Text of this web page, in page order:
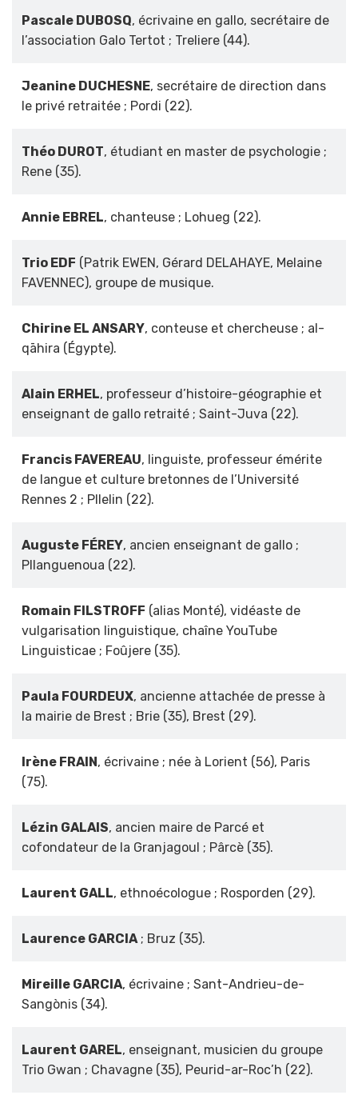
Pascale DUBOSQ, écrivaine en gallo, secrétaire de
l’association Galo Tertot ; Treliere (44).
Jeanine DUCHESNE, secrétaire de direction dans
le privé retraitée ; Pordi (22).
Théo DUROT, étudiant en master de psychologie ;
Rene (35).
Annie EBREL, chanteuse ; Lohueg (22).
Trio EDF (Patrik EWEN, Gérard DELAHAYE, Melaine
FAVENNEC), groupe de musique.
Chirine EL ANSARY, conteuse et chercheuse ; al-
qāhira (Égypte).
Alain ERHEL, professeur d’histoire-géographie et
enseignant de gallo retraité ; Saint-Juva (22).
Francis FAVEREAU, linguiste, professeur émérite
de langue et culture bretonnes de l’Université
Rennes 2 ; Pllelin (22).
Auguste FÉREY, ancien enseignant de gallo ;
Pllanguenoua (22).
Romain FILSTROFF (alias Monté), vidéaste de
vulgarisation linguistique, chaîne YouTube
Linguisticae ; Foûjere (35).
Paula FOURDEUX, ancienne attachée de presse à
la mairie de Brest ; Brie (35), Brest (29).
Irène FRAIN, écrivaine ; née à Lorient (56), Paris
(75).
Lézin GALAIS, ancien maire de Parcé et
cofondateur de la Granjagoul ; Pârcè (35).
Laurent GALL, ethnoécologue ; Rosporden (29).
Laurence GARCIA; Bruz (35).
Mireille GARCIA, écrivaine ; Sant-Andrieu-de-
Sangònis (34).
Laurent GAREL, enseignant, musicien du groupe
Trio Gwan ; Chavagne (35), Peurid-ar-Roc’h (22).